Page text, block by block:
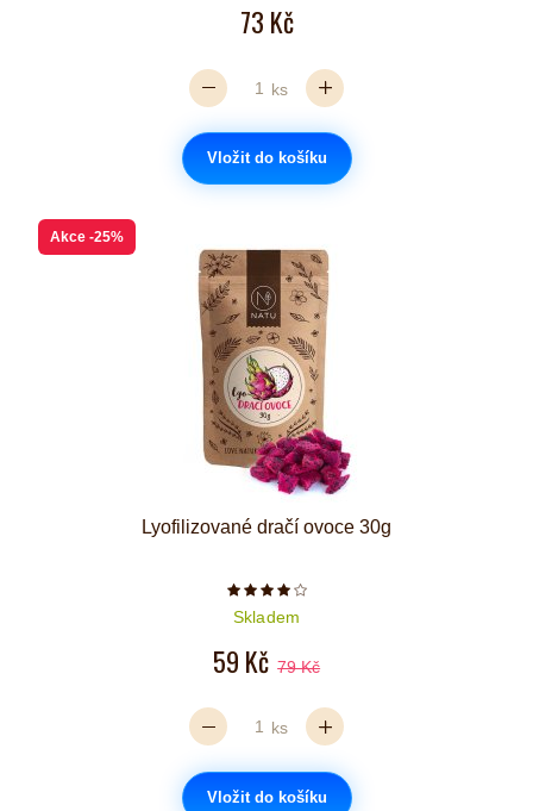
73 Kč
ks
Vložit do košíku
Akce -25%
Lyofilizované dračí ovoce 30g
Počet hvězdiček je 4 z 5
Skladem
59 Kč 79 Kč
ks
Vložit do košíku